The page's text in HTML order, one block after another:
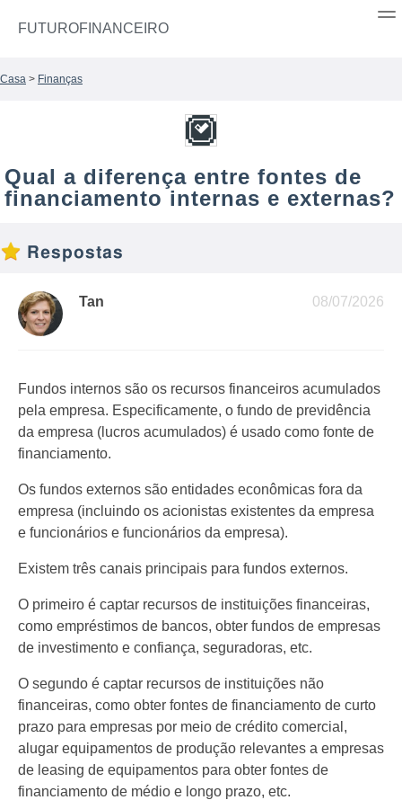
FUTUROFINANCEIRO
Casa > Finanças
Qual a diferença entre fontes de
financiamento internas e externas?
Respostas
08/07/2026
Tan
Fundos internos são os recursos financeiros acumulados
pela empresa. Especificamente, o fundo de previdência
da empresa (lucros acumulados) é usado como fonte de
financiamento.
Os fundos externos são entidades econômicas fora da
empresa (incluindo os acionistas existentes da empresa
e funcionários e funcionários da empresa).
Existem três canais principais para fundos externos.
O primeiro é captar recursos de instituições financeiras,
como empréstimos de bancos, obter fundos de empresas
de investimento e confiança, seguradoras, etc.
O segundo é captar recursos de instituições não
financeiras, como obter fontes de financiamento de curto
prazo para empresas por meio de crédito comercial,
alugar equipamentos de produção relevantes a empresas
de leasing de equipamentos para obter fontes de
financiamento de médio e longo prazo, etc.